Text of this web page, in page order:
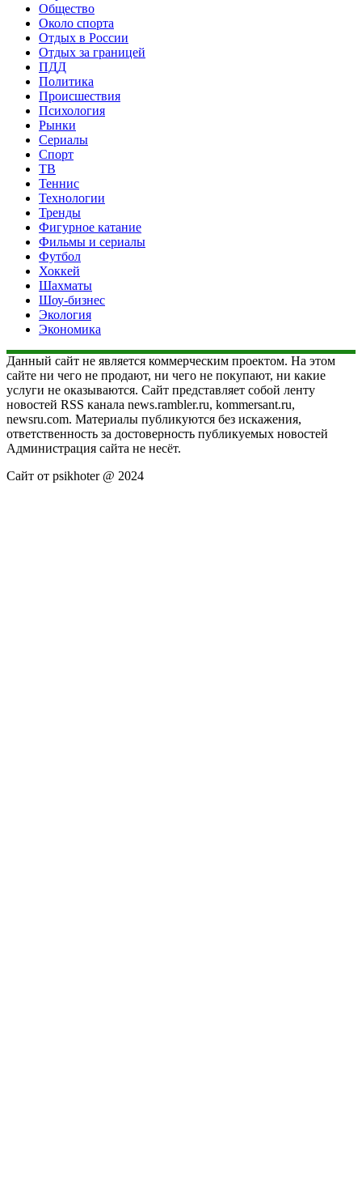
Общество
Около спорта
Отдых в России
Отдых за границей
ПДД
Политика
Происшествия
Психология
Рынки
Сериалы
Спорт
ТВ
Теннис
Технологии
Тренды
Фигурное катание
Фильмы и сериалы
Футбол
Хоккей
Шахматы
Шоу-бизнес
Экология
Экономика
Данный сайт не является коммерческим проектом. На этом
сайте ни чего не продают, ни чего не покупают, ни какие
услуги не оказываются. Сайт представляет собой ленту
новостей RSS канала news.rambler.ru, kommersant.ru,
newsru.com. Материалы публикуются без искажения,
ответственность за достоверность публикуемых новостей
Администрация сайта не несёт.
Сайт от psikhoter @ 2024